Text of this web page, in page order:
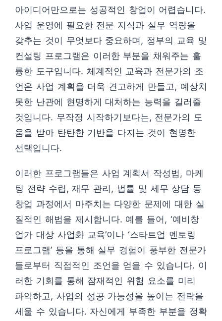
아이디어만으로는 성공적인 창업이 어렵습니다.
사업 운영에 필요한 전문 지식과 실무 역량을
갖추는 것이 무엇보다 중요하며, 정부의 교육 및
컨설팅 프로그램은 이러한 부분을 채워주는 훌
륭한 도구입니다. 체계적인 교육과 전문가의 조
언은 사업 계획을 더욱 견고하게 만들고, 예상치
못한 난관에 현명하게 대처하는 능력을 길러줄
것입니다. 무작정 시작하기보다는, 전문가의 도
움을 받아 탄탄한 기반을 다지는 것이 현명한
선택입니다.
이러한 프로그램들은 사업 계획서 작성법, 마케
팅 전략 수립, 재무 관리, 법률 및 세무 상담 등
창업 과정에서 마주치는 다양한 문제에 대한 실
질적인 해법을 제시합니다. 예를 들어, ‘예비창
업가 대상 사업화 교육’이나 ‘스타트업 멘토링
프로그램’ 등을 통해 실무 경험이 풍부한 전문가
들로부터 직접적인 조언을 얻을 수 있습니다. 이
러한 기회를 통해 잠재적인 위험 요소를 미리
파악하고, 사업의 성공 가능성을 높이는 전략을
세울 수 있습니다. 자신에게 부족한 부분을 정확